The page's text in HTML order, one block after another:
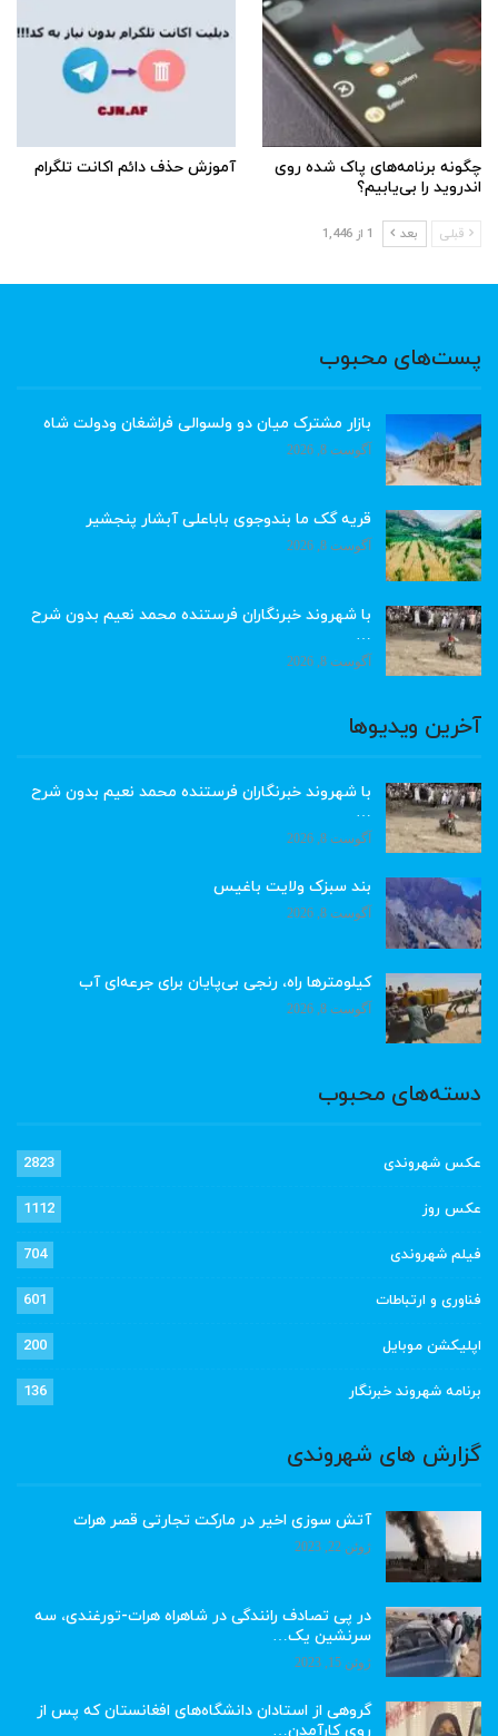
چگونه برنامه‌های پاک شده روی
اندروید را بی‌یابیم؟
آموزش حذف دائم اکانت تلگرام
قبلی بعد 1 از 1,446
پست‌های محبوب
بازار مشترک میان دو ولسوالی فراشغان ودولت شاه
آگوست 8, 2026
قریه گک ما بندوجوی باباعلی آبشار پنجشیر
آگوست 8, 2026
با شهروند خبرنگاران فرستنده محمد نعیم بدون شرح
…
آگوست 8, 2026
آخرین ویدیوها
با شهروند خبرنگاران فرستنده محمد نعیم بدون شرح
…
آگوست 8, 2026
بند سبزک ولایت باغیس
آگوست 8, 2026
کیلومترها راه، رنجی بی‌پایان برای جرعه‌ای آب
آگوست 8, 2026
دسته‌های محبوب
عکس شهروندی 2823
عکس روز 1112
فیلم شهروندی 704
فناوری و ارتباطات 601
اپلیکشن موبایل 200
برنامه شهروند خبرنگار 136
گزارش های شهروندی
آتش سوزی اخیر در مارکت تجارتی قصر هرات
ژوئن 22, 2023
در پی تصادف رانندگی در شاهراه هرات-تورغندی، سه
سرنشین یک…
ژوئن 15, 2023
گروهی از استادان دانشگاه‌های افغانستان که پس از
روی کارآمدن…